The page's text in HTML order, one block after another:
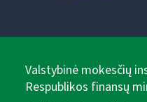
Valstybinė mokesčių
Respublikos finansų